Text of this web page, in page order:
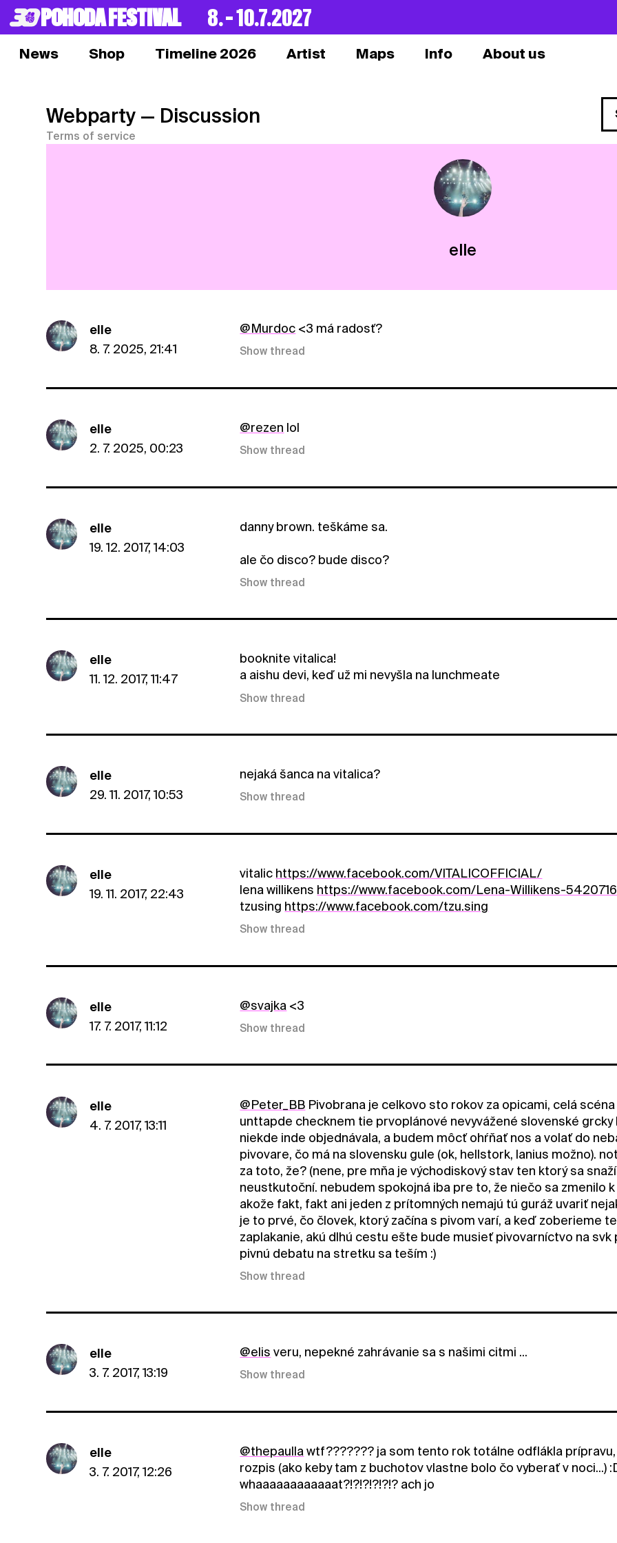
POHODA FESTIVAL 8. – 10.7.2027
News Shop Timeline 2026 Artist Maps Info About us
Webparty — Discussion
Terms of service
elle
elle
8. 7. 2025, 21:41
@Murdoc <3 má radosť?
Show thread
elle
2. 7. 2025, 00:23
@rezen lol
Show thread
elle
19. 12. 2017, 14:03
danny brown. teškáme sa.
ale čo disco? bude disco?
Show thread
elle
11. 12. 2017, 11:47
booknite vitalica!
a aishu devi, keď už mi nevyšla na lunchmeate
Show thread
elle
29. 11. 2017, 10:53
nejaká šanca na vitalica?
Show thread
elle
19. 11. 2017, 22:43
vitalic https://www.facebook.com/VITALICOFFICIAL/
lena willikens https://www.facebook.com/Lena-Willikens-
tzusing https://www.facebook.com/tzu.sing
Show thread
elle
17. 7. 2017, 11:12
@svajka <3
Show thread
elle
4. 7. 2017, 13:11
@Peter_BB Pivobrana je celkovo sto rokov za opicami, celá
unttapde checknem tie prvoplánové nevyvážené slovenské
niekde inde objednávala, a budem môcť ohŕňať nos a volať do
pivovare, čo má na slovensku gule (ok, hellstork, lanius možno).
za toto, že? (nene, pre mňa je východiskový stav ten ktorý sa
neustkutoční. nebudem spokojná iba pre to, že niečo sa zmenilo
akože fakt, fakt ani jeden z prítomných nemajú tú guráž uvariť
je to prvé, čo človek, ktorý začína s pivom varí, a keď zoberieme
zaplakanie, akú dlhú cestu ešte bude musieť pivovarníctvo na
pivnú debatu na stretku sa teším :)
Show thread
elle
3. 7. 2017, 13:19
@elis veru, nepekné zahrávanie sa s našimi citmi ...
Show thread
elle
3. 7. 2017, 12:26
@thepaulla wtf??????? ja som tento rok totálne odflákla
rozpis (ako keby tam z buchotov vlastne bolo čo vyberať v
whaaaaaaaaaaaat?!?!?!?!?!? ach jo
Show thread